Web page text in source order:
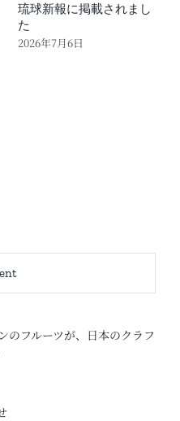
琉球新報に掲載されまし
た
2026年7月6日
のフルーツが、日本のクラフ